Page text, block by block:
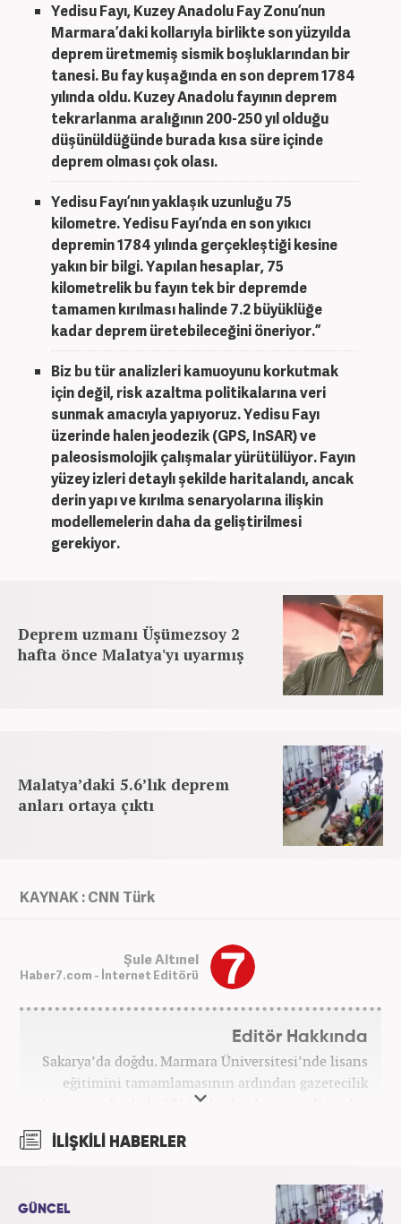
Yedisu Fayı, Kuzey Anadolu Fay Zonu’nun
Marmara’daki kollarıyla birlikte son yüzyılda
deprem üretmemiş sismik boşluklarından bir
tanesi. Bu fay kuşağında en son deprem 1784
yılında oldu. Kuzey Anadolu fayının deprem
tekrarlanma aralığının 200-250 yıl olduğu
düşünüldüğünde burada kısa süre içinde
deprem olması çok olası.
Yedisu Fayı’nın yaklaşık uzunluğu 75
kilometre. Yedisu Fayı’nda en son yıkıcı
depremin 1784 yılında gerçekleştiği kesine
yakın bir bilgi. Yapılan hesaplar, 75
kilometrelik bu fayın tek bir depremde
tamamen kırılması halinde 7.2 büyüklüğe
kadar deprem üretebileceğini öneriyor.”
Biz bu tür analizleri kamuoyunu korkutmak
için değil, risk azaltma politikalarına veri
sunmak amacıyla yapıyoruz. Yedisu Fayı
üzerinde halen jeodezik (GPS, InSAR) ve
paleosismolojik çalışmalar yürütülüyor. Fayın
yüzey izleri detaylı şekilde haritalandı, ancak
derin yapı ve kırılma senaryolarına ilişkin
modellemelerin daha da geliştirilmesi
gerekiyor.
Deprem uzmanı Üşümezsoy 2
hafta önce Malatya'yı uyarmış
Malatya’daki 5.6’lık deprem
anları ortaya çıktı
KAYNAK : CNN Türk
Şule Altınel
Haber7.com - İnternet Editörü
Editör Hakkında
Sakarya’da doğdu. Marmara Üniversitesi’nde lisans
eğitimini tamamlamasının ardından gazetecilik
kariyerine başladı. 2016 yılından beri çeşitli medya
itibaren Haber7’de ‘gündem editörü’ olarak
İLİŞKİLİ HABERLER
GÜNCEL